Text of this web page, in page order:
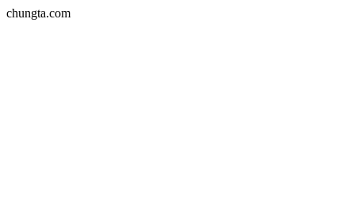
chungta.com